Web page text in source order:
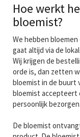
Hoe werkt
bloemist?
We hebben
gaat altijd via de
Wij krijgen de
orde is, dan zetten
bloemist in de buurt
bloemist accepteert
persoonlijk bezorgen.
De bloemist